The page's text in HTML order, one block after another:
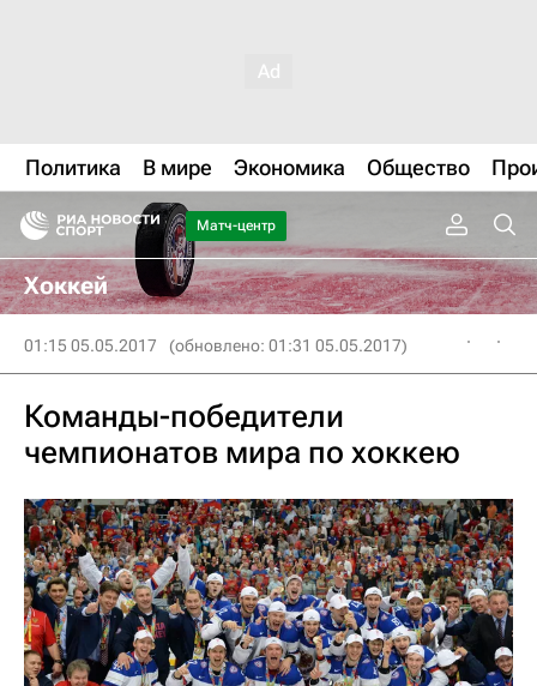
Политика В мире Экономика Общество
Матч-центр
Хоккей
01:15 05.05.2017 (обновлено: 01:31 05.05.2017)
Команды-победители
чемпионатов мира по хоккею